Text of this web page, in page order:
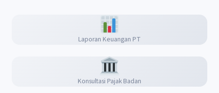
Laporan Keuangan PT
Konsultasi Pajak Badan